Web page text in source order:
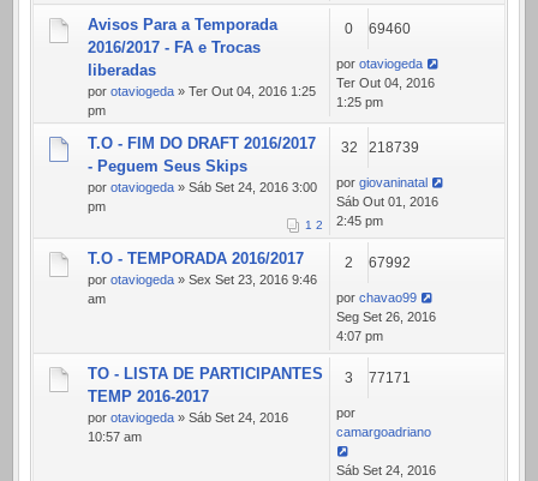
Avisos Para a Temporada
2016/2017 - FA e Trocas
liberadas
por otaviogeda » Ter Out 04, 2016 1:25
pm
0 69460
por otaviogeda
Ter Out 04, 2016
1:25 pm
T.O - FIM DO DRAFT 2016/2017
- Peguem Seus Skips
por otaviogeda » Sáb Set 24, 2016 3:00
pm
1 2
32 218739
por giovaninatal
Sáb Out 01, 2016
2:45 pm
T.O - TEMPORADA 2016/2017
por otaviogeda » Sex Set 23, 2016 9:46
am
2 67992
por chavao99
Seg Set 26, 2016
4:07 pm
TO - LISTA DE PARTICIPANTES
TEMP 2016-2017
por otaviogeda » Sáb Set 24, 2016
10:57 am
3 77171
por
camargoadriano
Sáb Set 24, 2016